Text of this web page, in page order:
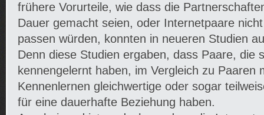
frühere Vorurteile, wie dass die
Dauer gemacht seien, oder Internetpaare
passen würden, konnten in neueren Studien
Denn diese Studien ergaben, dass Paare, die
kennengelernt haben, im Vergleich zu Paaren
Kennenlernen gleichwertige oder sogar
für eine dauerhafte Beziehung haben.